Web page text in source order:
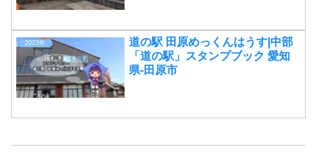
2023年
道の駅 田原めっくんはうす|中部
「道の駅」スタンプブック 愛知
県-田原市